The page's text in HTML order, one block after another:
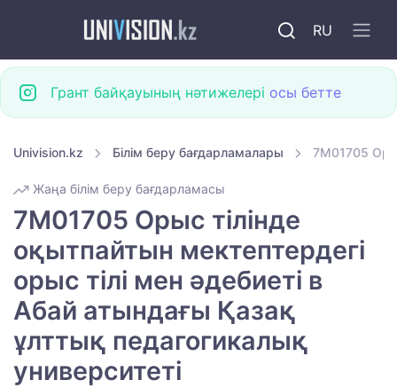
RU
Грант байқауының нәтижелері осы бетте
Univision.kz Білім беру бағдарламалары 7M01705
Жаңа білім беру бағдарламасы
7M01705 Орыс тілінде
оқытпайтын мектептердегі
орыс тілі мен әдебиеті в
Абай атындағы Қазақ
ұлттық педагогикалық
университеті